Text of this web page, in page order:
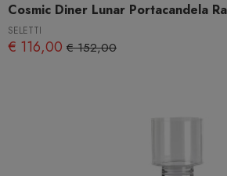
Cosmic Diner Lunar Portacandela
SELETTI
€ 116,00 € 152,00